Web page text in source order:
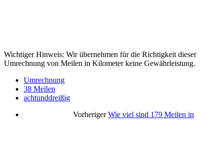
Wichtiger Hinweis: Wir übernehmen für die Richtigkeit dieser
Umrechnung von Meilen in Kilometer keine Gewährleistung.
Umrechnung
38 Meilen
achtunddreißig
Vorheriger Wie viel sind 179 Meilen in